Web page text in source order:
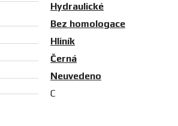
Hydraulické
Bez homologace
Hliník
Černá
Neuvedeno
C